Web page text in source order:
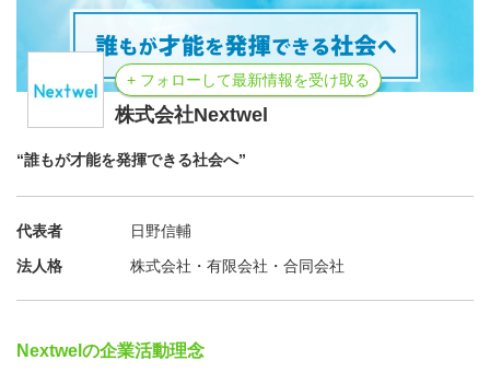
+ フォローして最新情報を受け取る
株式会社Nextwel
“誰もが才能を発揮できる社会へ”
代表者
日野信輔
法人格
株式会社・有限会社・合同会社
Nextwelの企業活動理念